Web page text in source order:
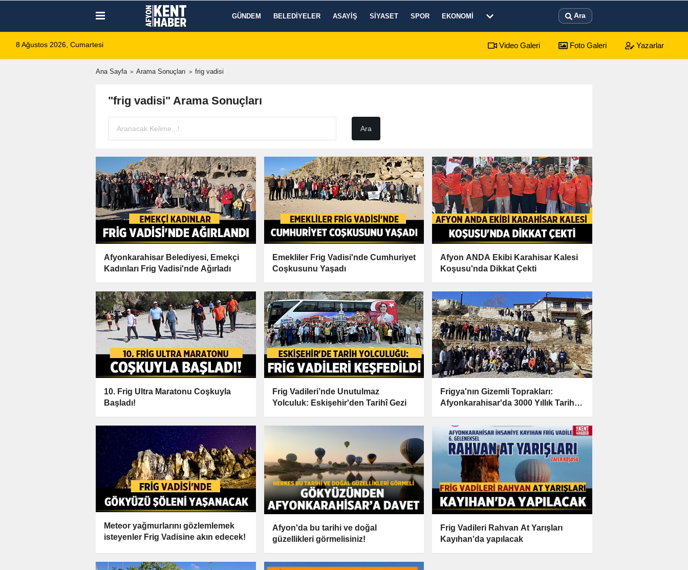
GÜNDEM BELEDIYELER ASAYIŞ SIYASET SPOR EKONOMI Ara
8 Ağustos 2026, Cumartesi Video Galeri Foto Galeri Yazarlar
Ana Sayfa Arama Sonuçları frig vadisi
"frig vadisi" Arama Sonuçları
Afyonkarahisar Belediyesi, Emekçi
Kadınları Frig Vadisi'nde Ağırladı
Emekliler Frig Vadisi'nde Cumhuriyet
Coşkusunu Yaşadı
Afyon ANDA Ekibi Karahisar Kalesi
Koşusu'nda Dikkat Çekti
10. Frig Ultra Maratonu Coşkuyla
Başladı!
Frig Vadileri’nde Unutulmaz
Yolculuk: Eskişehir'den Tarihî Gezi
Frigya'nın Gizemli Toprakları:
Afyonkarahisar'da 3000 Yıllık Tarihe
Meteor yağmurlarını gözlemlemek
isteyenler Frig Vadisine akın edecek!
Afyon'da bu tarihi ve doğal
güzellikleri görmelisiniz!
Frig Vadileri Rahvan At Yarışları
Kayıhan'da yapılacak